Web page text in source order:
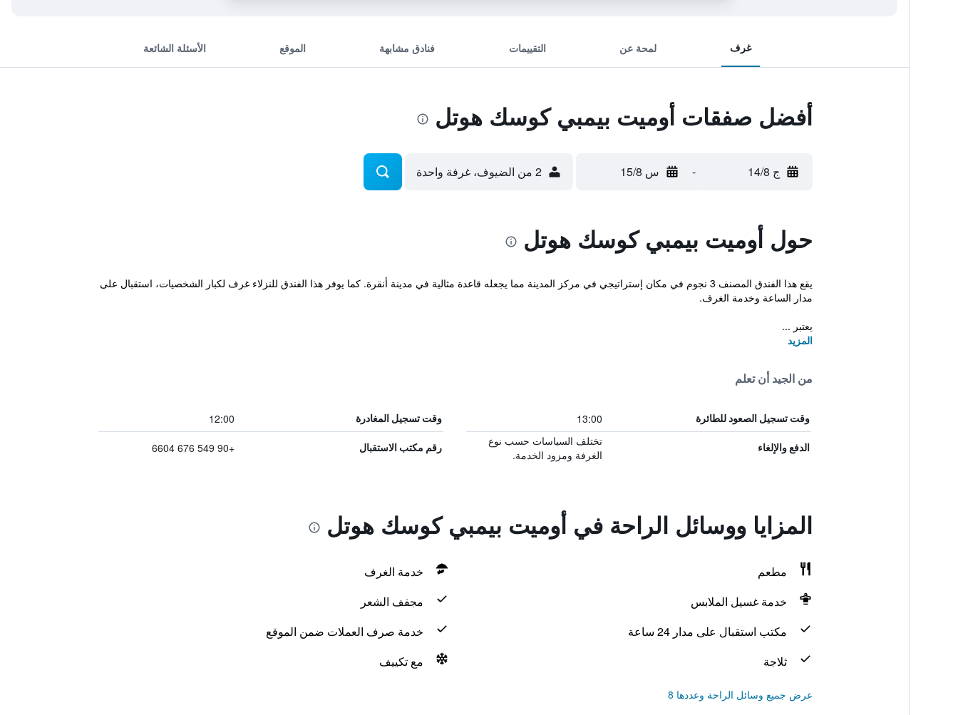
غرف لمحة عن التقييمات فنادق مشابهة الموقع الأسئلة الشائعة
أفضل صفقات أوميت بيمبي كوسك هوتل
ج 14/8 - س 15/8 2 من الضيوف، غرفة واحدة
حول أوميت بيمبي كوسك هوتل
يقع هذا الفندق المصنف 3 نجوم في مكان إستراتيجي في مركز المدينة مما يجعله قاعدة مثالية في مدينة أنقرة. كما يوفر هذا الفندق للنزلاء غرف لكبار الشخصيات، استقبال على
مدار الساعة وخدمة الغرف.
يعتبر ...
المزيد
من الجيد أن تعلم
وقت تسجيل الصعود للطائرة 13:00 وقت تسجيل المغادرة 12:00
الدفع والإلغاء
تختلف السياسات حسب نوع
الغرفة ومزود الخدمة.
رقم مكتب الاستقبال +90 549 676 6604
المزايا ووسائل الراحة في أوميت بيمبي كوسك هوتل
مطعم
خدمة الغرف
خدمة غسيل الملابس
مجفف الشعر
مكتب استقبال على مدار 24 ساعة
خدمة صرف العملات ضمن الموقع
ثلاجة
مع تكييف
عرض جميع وسائل الراحة وعددها 8